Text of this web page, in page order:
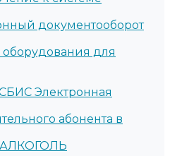
документооборот
для
Электронная
абонента в
АЛКОГОЛЬ